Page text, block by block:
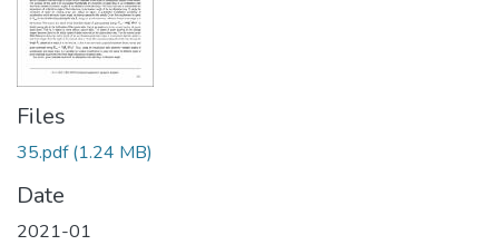
Files
35.pdf(1.24 MB)
Date
2021-01